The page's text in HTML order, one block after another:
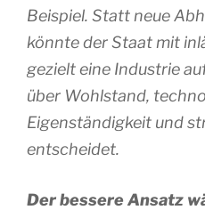
Beispiel. Statt neue
könnte der Staat mit
gezielt eine Industrie
über Wohlstand,
Eigenständigkeit und
entscheidet.
Der bessere Ansatz